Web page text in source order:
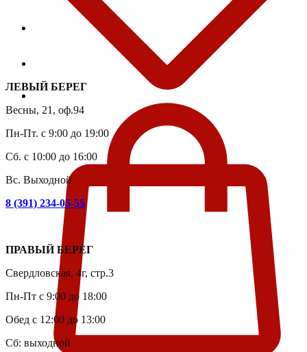
ЛЕВЫЙ БЕРЕГ
Весны, 21, оф.94
Пн-Пт. с 9:00 до 19:00
Сб. с 10:00 до 16:00
Вс. Выходной
8 (391) 234-05-55
ПРАВЫЙ БЕРЕГ
Свердловская, 4г, стр.3
Пн-Пт с 9:00 до 18:00
Обед с 12:00 до 13:00
Сб: выходной